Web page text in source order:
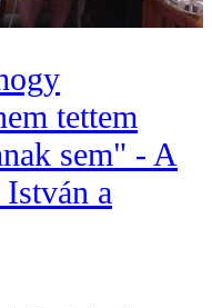
tettem
sem" - A
István a